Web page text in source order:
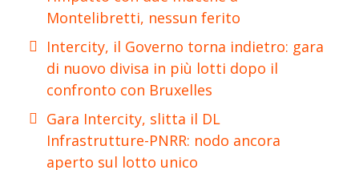
Montelibretti, nessun ferito
Intercity, il Governo torna indietro: gara
di nuovo divisa in più lotti dopo il
confronto con Bruxelles
Gara Intercity, slitta il DL
Infrastrutture-PNRR: nodo ancora
aperto sul lotto unico